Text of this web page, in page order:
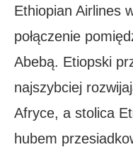
Ethiopian Airlines
połączenie
Abebą. Etiopski
najszybciej
Afryce, a stolica
hubem